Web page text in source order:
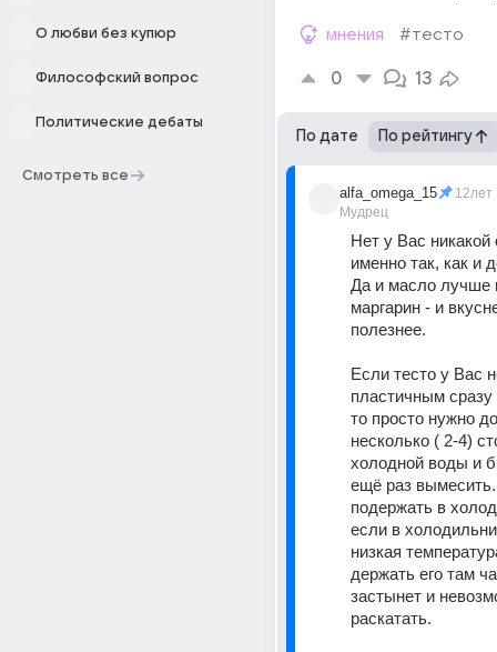
О любви без купюр
Философский вопрос
Политические дебаты
Смотреть все
мнения #тесто
0 13
По дате По рейтингу
alfa_omega_15
Мудрец
12лет
Нет у Вас
именно так, как и
Да и масло лучше
маргарин - и
полезнее.
Если тесто у Вас
пластичным
то просто нужно
несколько ( 2-4)
холодной воды и
ещё раз
подержать в
если в
низкая
держать его там
застынет и
раскатать.